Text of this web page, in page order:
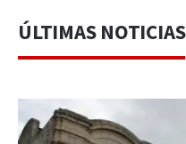
ÚLTIMAS NOTICIAS